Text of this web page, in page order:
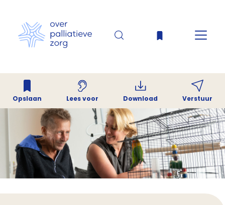
Opslaan Lees voor Download Verstuur